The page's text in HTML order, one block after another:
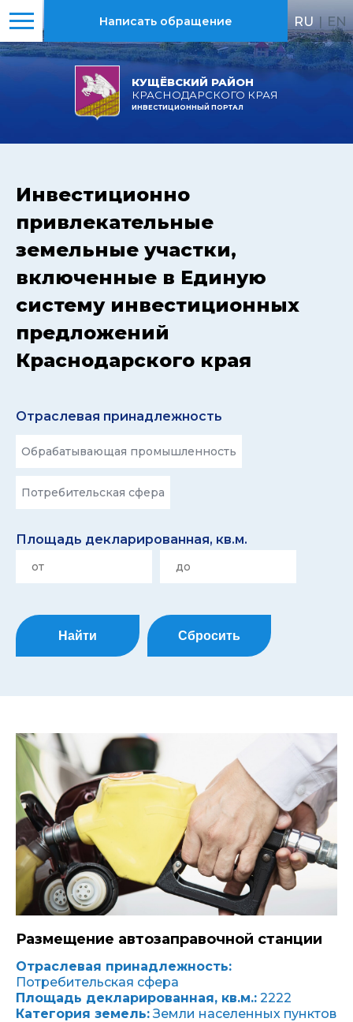
КУЩЁВСКИЙ РАЙОН
КРАСНОДАРСКОГО КРАЯ
ИНВЕСТИЦИОННЫЙ ПОРТАЛ
Написать обращение RU | EN
Инвестиционно
привлекательные
земельные участки,
включенные в Единую
систему инвестиционных
предложений
Краснодарского края
Отраслевая принадлежность
Обрабатывающая промышленность
Потребительская сфера
Площадь декларированная, кв.м.
Найти Сбросить
Размещение автозаправочной станции
Отраслевая принадлежность:
Потребительская сфера
Площадь декларированная, кв.м.: 2222
Категория земель:Земли населенных пунктов